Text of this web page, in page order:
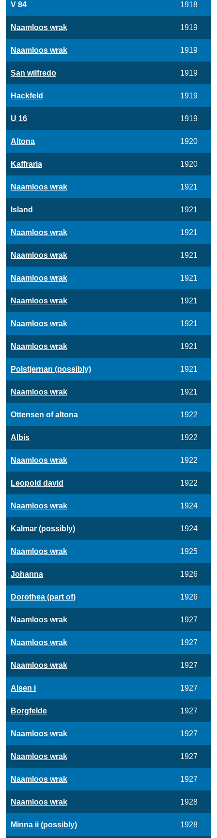
V 84 1918
Naamloos wrak 1919
Naamloos wrak 1919
San wilfredo 1919
Hackfeld 1919
U 16 1919
Altona 1920
Kaffraria 1920
Naamloos wrak 1921
Island 1921
Naamloos wrak 1921
Naamloos wrak 1921
Naamloos wrak 1921
Naamloos wrak 1921
Naamloos wrak 1921
Naamloos wrak 1921
Polstjernan (possibly) 1921
Naamloos wrak 1921
Ottensen of altona 1922
Albis 1922
Naamloos wrak 1922
Leopold david 1922
Naamloos wrak 1924
Kalmar (possibly) 1924
Naamloos wrak 1925
Johanna 1926
Dorothea (part of) 1926
Naamloos wrak 1927
Naamloos wrak 1927
Naamloos wrak 1927
Alsen i 1927
Borgfelde 1927
Naamloos wrak 1927
Naamloos wrak 1927
Naamloos wrak 1927
Naamloos wrak 1928
Minna ii (possibly) 1928